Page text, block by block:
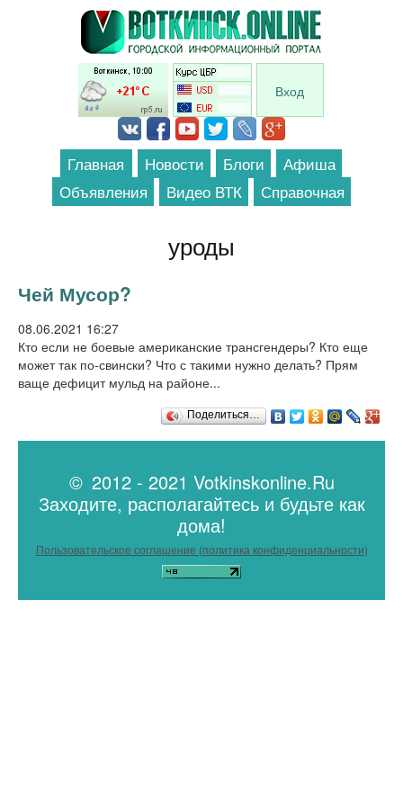
Перейти к основному содержанию
Вход
Главная Новости Блоги
Афиша
Объявления
Видео ВТК Справочная
уроды
Чей Мусор?
08.06.2021 16:27
Кто если не боевые американские трансгендеры? Кто еще
может так по-свински? Что с такими нужно делать? Прям
ваще дефицит мульд на районе...
Поделиться…
© 2012 - 2021 Votkinskonline.Ru
Заходите, располагайтесь и будьте как
дома!
Пользовательское соглашение (политика конфиденциальности)